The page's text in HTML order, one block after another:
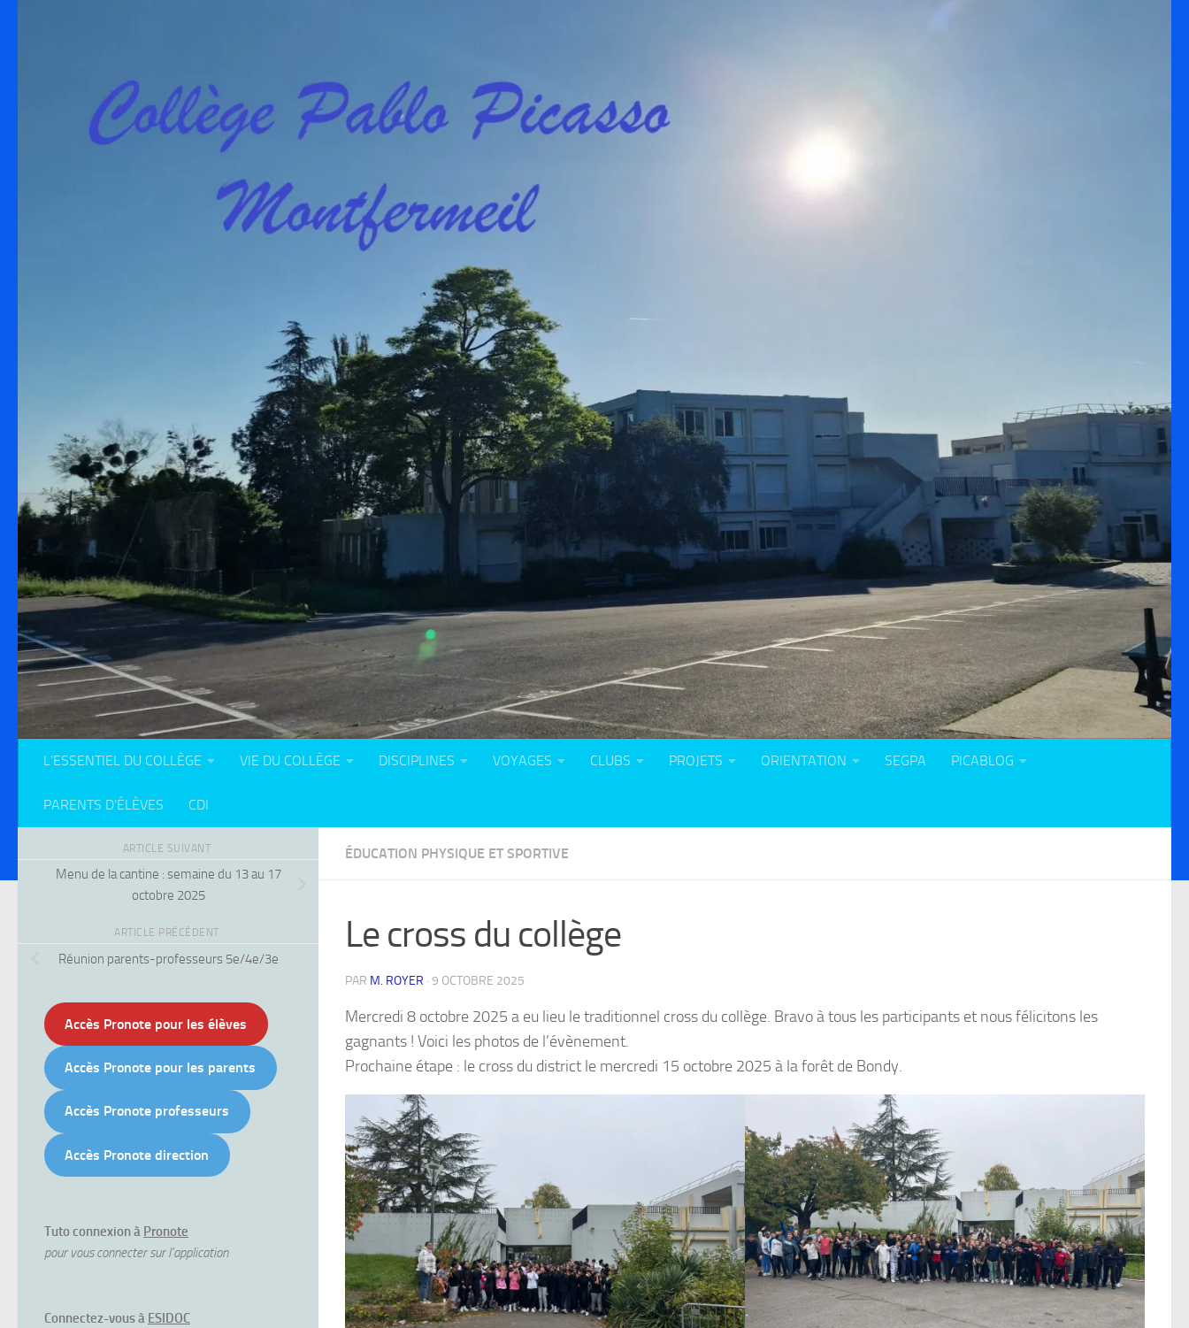
L’ESSENTIEL DU COLLÈGE VIE DU COLLÈGE DISCIPLINES VOYAGES CLUBS PROJETS ORIENTATION SEGPA PICABLOG
PARENTS D’ÉLÈVES CDI
ÉDUCATION PHYSIQUE ET SPORTIVE
Le cross du collège
PAR M. ROYER · 9 OCTOBRE 2025
Mercredi 8 octobre 2025 a eu lieu le traditionnel cross du collège. Bravo à tous les participants et nous félicitons les
gagnants ! Voici les photos de l’évènement.
Prochaine étape : le cross du district le mercredi 15 octobre 2025 à la forêt de Bondy.
ARTICLE SUIVANT
Menu de la cantine : semaine du 13 au 17
octobre 2025
ARTICLE PRÉCÉDENT
Réunion parents-professeurs 5e/4e/3e
Accès Pronote pour les élèves
Accès Pronote pour les parents
Accès Pronote professeurs
Accès Pronote direction
Tuto connexion à Pronote
pour vous connecter sur l'application
Connectez-vous à ESIDOC